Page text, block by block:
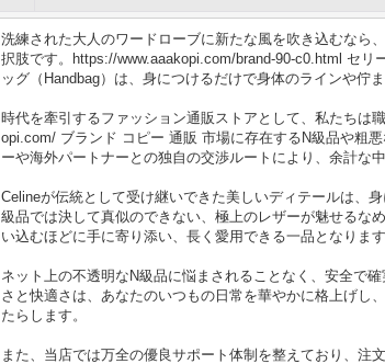
洗練された大人のワードローブに新たな風を吹き込むなら
択肢です。https://www.aaakopi.com/brand-90-c0.html セ
ッグ（Handbag）は、身につけるだけで身体のラインや佇
時代を牽引するファッション通販ストアとして、私たちは
opi.com/ ブランド コピー 通販 市場に存在するN級品や粗
ーや海外パートナーとの独自の交渉ルートにより、余計な
Celineが伝統として受け継いできた美しいディテールは、
級品では決して真似のできない、極上のレザーが魅せるな
い込むほどに手に寄り添い、長く愛用できる一品となります
ネット上の不透明なN級品に悩まされることなく、安全で
さと快適さは、あなたのいつもの日常を華やかに格上げし
たらします。
また、当店では万全の優良サポート体制を整えており、注